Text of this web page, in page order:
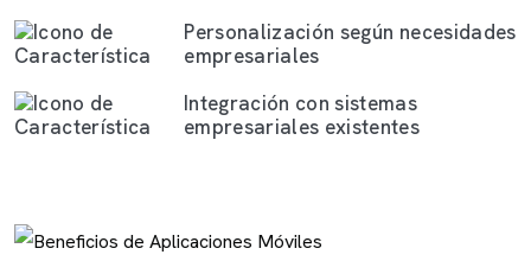
Personalización según necesidades
empresariales
Integración con sistemas
empresariales existentes